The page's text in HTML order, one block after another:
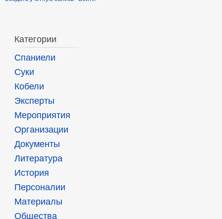
Категории
Спаниели
Суки
Кобели
Эксперты
Мероприятия
Организации
Документы
Литература
История
Персоналии
Материалы
Общества